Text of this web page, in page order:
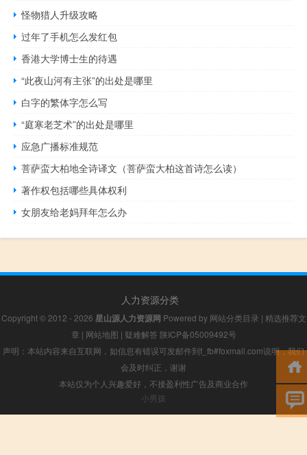
怪物猎人升级攻略
过年了手机怎么发红包
香港大学博士生的待遇
“此夜山河有主张”的出处是哪里
白字的繁体字怎么写
“庭寒老芝术”的出处是哪里
应急广播标准规范
菩萨蛮大柏地全诗译文（菩萨蛮大柏这首诗怎么读）
著作权包括哪些具体权利
女朋友给老妈拜年怎么办
人力资源分类
Copyright © 2012 - 2026 星山源人力资源网 Powered by 网站分类目录 | 精选推荐文
章 | 网站地图 | 疑难解答 陕ICP备05009492号
声明：本站内容来自互联网，如信息有错误可发邮件到f_fb#foxmail.com说明，我们
会及时纠正，谢谢
本站仅为个人兴趣爱好，不接盈利性广告及商业合作
小男孩